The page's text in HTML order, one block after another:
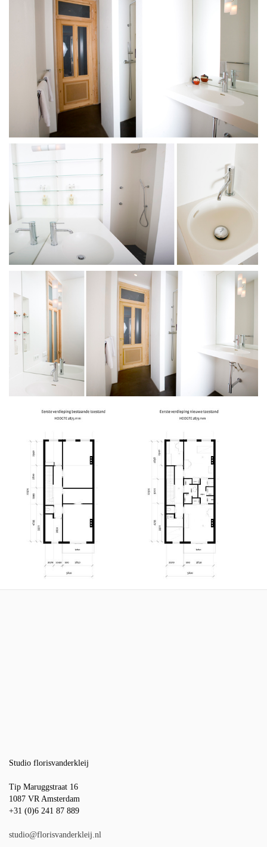
Studio florisvanderkleij
Tip Maruggstraat 16
1087 VR Amsterdam
+31 (0)6 241 87 889
studio@florisvanderkleij.nl